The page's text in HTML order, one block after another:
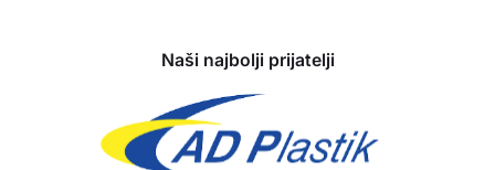
Naši najbolji prijatelji